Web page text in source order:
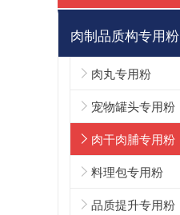
肉制品质构专用粉
肉丸专用粉
宠物罐头专用粉
肉干肉脯专用粉
料理包专用粉
品质提升专用粉